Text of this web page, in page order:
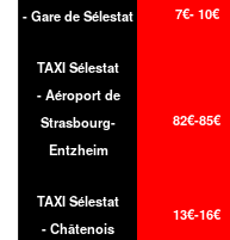
- Gare de Sélestat
7€- 10€
TAXI Sélestat
- Aéroport de
Strasbourg-
Entzheim
82€-85€
TAXI Sélestat
- Châtenois
13€-16€